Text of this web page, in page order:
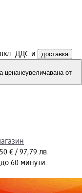
вкл. ДДС и доставка
ценанеувеличавана от
€ / 97,79 лв.
60 минути.